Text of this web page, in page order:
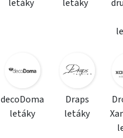
letáky
letáky
decoDoma
letáky
Draps
letáky